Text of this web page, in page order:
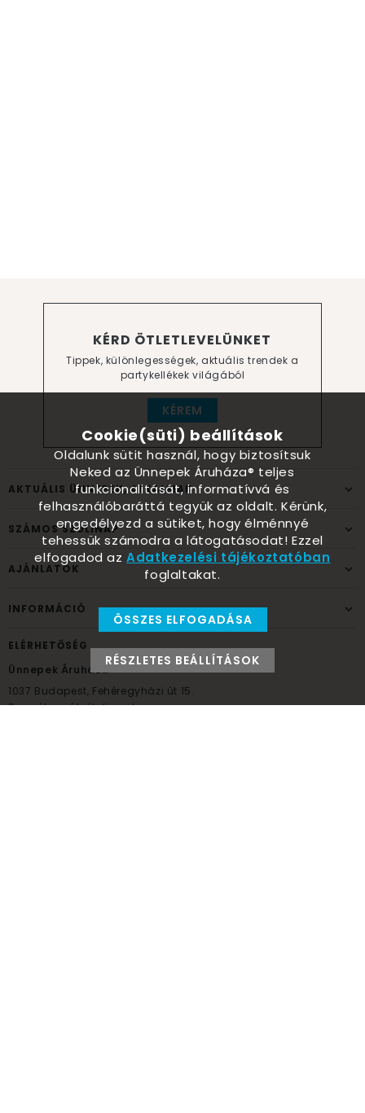
KÉRD ÖTLETLEVELÜNKET
Tippek, különlegességek, aktuális trendek a
partykellékek világából
KÉREM
AKTUÁLIS ÜNNEPEK, ALKALMAK
SZÁMOS SZÜLINAP
AJÁNLATOK
INFORMÁCIÓ
ELÉRHETŐSÉG
Ünnepek Áruháza
1037 Budapest, Fehéregyházi út 15.
Személyes átvételi pont
Cookie(süti) beállítások
Oldalunk sütit használ, hogy biztosítsuk
Neked az Ünnepek Áruháza® teljes
funkcionalitását, informatívvá és
felhasználóbaráttá tegyük az oldalt. Kérünk,
engedélyezd a sütiket, hogy élménnyé
tehessük számodra a látogatásodat! Ezzel
elfogadod azAdatkezelési tájékoztatóban
foglaltakat.
ÖSSZES ELFOGADÁSA
RÉSZLETES BEÁLLÍTÁSOK